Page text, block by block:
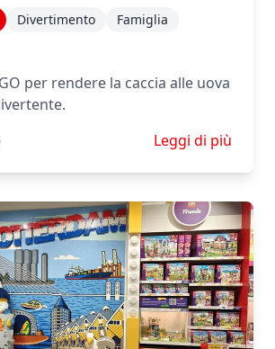
Divertimento
Famiglia
per rendere la caccia alle uova
Scopri di più su
Leggi di più